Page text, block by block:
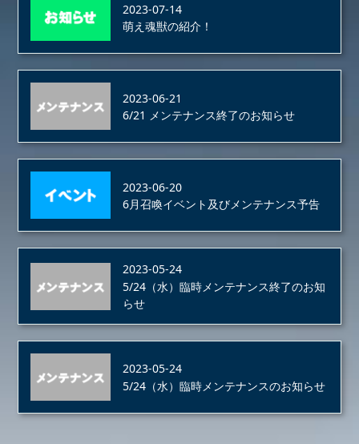
2023-07-14
萌え魂獣の紹介！
2023-06-21
6/21 メンテナンス終了のお知らせ
2023-06-20
6月召喚イベント及びメンテナンス予告
2023-05-24
5/24（水）臨時メンテナンス終了のお知
らせ
2023-05-24
5/24（水）臨時メンテナンスのお知らせ